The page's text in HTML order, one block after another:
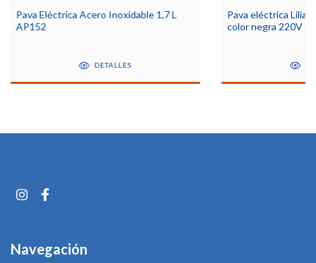
Pava Eléctrica Acero Inoxidable 1,7 L
AP152
DETALLES
Pava eléctrica
color negra 220V -
Navegación